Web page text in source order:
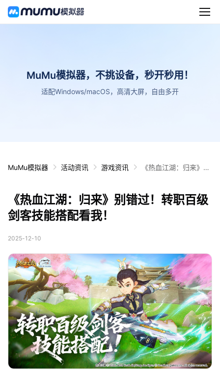
MuMu模拟器，不挑设备，秒开秒用！
适配Windows/macOS，高清大屏，自由多开
MuMu模拟器 活动资讯 游戏资讯
《热血江湖：归来》别
《热血江湖：归来》别错过！转职百级
剑客技能搭配看我！
2025-12-10